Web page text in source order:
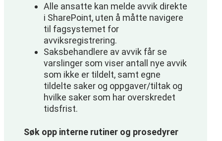
Alle ansatte kan melde avvik direkte
i SharePoint, uten å måtte navigere
til fagsystemet for
avviksregistrering.
Saksbehandlere av avvik får se
varslinger som viser antall nye avvik
som ikke er tildelt, samt egne
tildelte saker og oppgaver/tiltak og
hvilke saker som har overskredet
tidsfrist.
Søk opp interne rutiner og prosedyrer